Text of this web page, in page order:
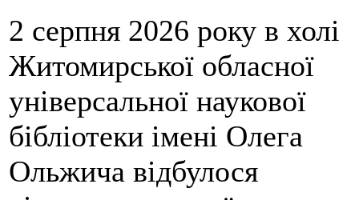
2 серпня 2026 року в холі
Житомирської обласної
універсальної наукової
бібліотеки імені Олега
Ольжича відбулося